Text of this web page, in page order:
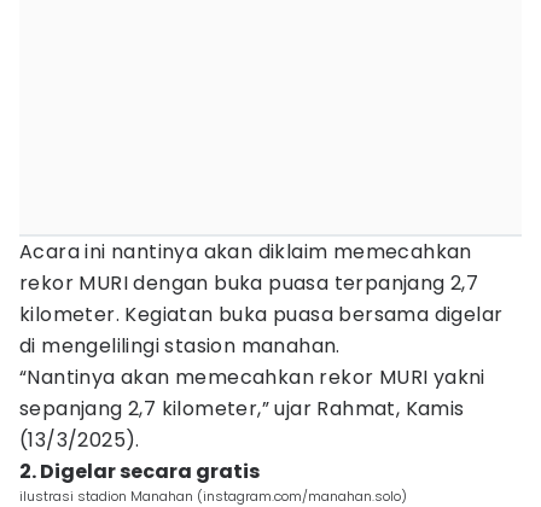
Acara ini nantinya akan diklaim memecahkan
rekor MURI dengan buka puasa terpanjang 2,7
kilometer. Kegiatan buka puasa bersama digelar
di mengelilingi stasion manahan.
“Nantinya akan memecahkan rekor MURI yakni
sepanjang 2,7 kilometer,” ujar Rahmat, Kamis
(13/3/2025).
2. Digelar secara gratis
ilustrasi stadion Manahan (instagram.com/manahan.solo)